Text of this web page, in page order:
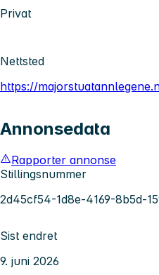
Privat
Nettsted
https://
Annonsedata
Rapporter annonse
Stillingsnummer
2d45cf54-1d8e-4169-8b5d-
Sist endret
9. juni 2026